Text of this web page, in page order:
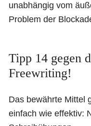
unabhängig vom
Problem der
Tipp 14 gegen
Freewriting!
Das bewährte Mittel
einfach wie effektiv: